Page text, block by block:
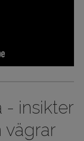
- insikter
vägrar